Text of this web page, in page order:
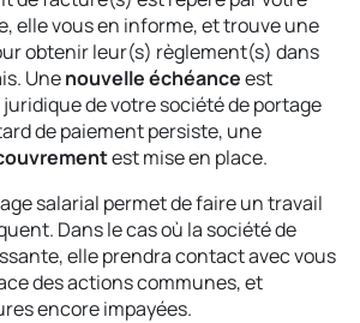
elle vous en informe, et trouve une
obtenir leur(s) règlement(s) dans
Unenouvelle échéanceest
de votre société de portage
de paiement persiste, une
est mise en place.
salarial permet de faire un travail
Dans le cas où la société de
elle prendra contact avec vous
des actions communes, et
encore impayées.